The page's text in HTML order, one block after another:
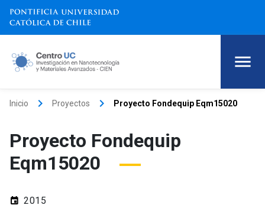
Inicio keyboard_arrow_right Proyectos keyboard_arrow_right Proyecto Fondequip Eqm15020
Proyecto Fondequip
Eqm15020
event 2015